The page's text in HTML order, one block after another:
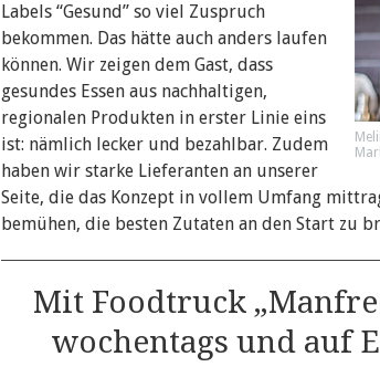
Labels “Gesund” so viel Zuspruch
bekommen. Das hätte auch anders laufen
können. Wir zeigen dem Gast, dass
gesundes Essen aus nachhaltigen,
regionalen Produkten in erster Linie eins
ist: nämlich lecker und bezahlbar. Zudem
haben wir starke Lieferanten an unserer
Seite, die das Konzept in vollem Umfang
bemühen, die besten Zutaten an den Start zu
Mit Foodtruck
wochentags und auf